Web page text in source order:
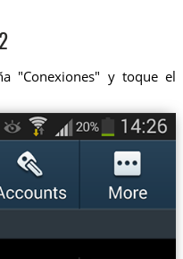
"Conexiones" y toque el